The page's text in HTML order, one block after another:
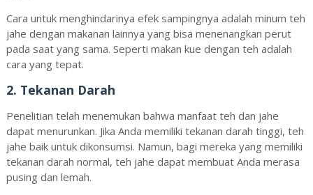
Cara untuk menghindarinya efek sampingnya adalah minum teh
jahe dengan makanan lainnya yang bisa menenangkan perut
pada saat yang sama. Seperti makan kue dengan teh adalah
cara yang tepat.
2. Tekanan Darah
Penelitian telah menemukan bahwa manfaat teh dan jahe
dapat menurunkan. Jika Anda memiliki tekanan darah tinggi, teh
jahe baik untuk dikonsumsi. Namun, bagi mereka yang memiliki
tekanan darah normal, teh jahe dapat membuat Anda merasa
pusing dan lemah.